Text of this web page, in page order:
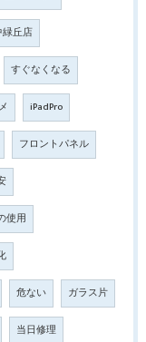
丘店
すぐなくなる
iPadPro
フロントパネル
使用
危ない ガラス片
当日修理